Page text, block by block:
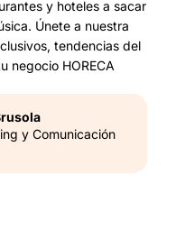
y hoteles a sacar
Únete a nuestra
tendencias del
negocio HORECA
y Comunicación